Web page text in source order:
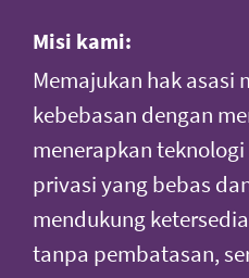
Misi kami:
Memajukan hak asasi
kebebasan dengan
menerapkan
privasi yang bebas
mendukung
tanpa pembatasan,